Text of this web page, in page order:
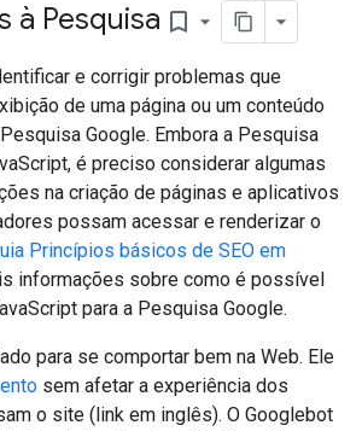
à Pesquisa bookmark_border
e corrigir problemas que
de uma página ou um conteúdo
Google. Embora a Pesquisa
é preciso considerar algumas
na criação de páginas e aplicativos
possam acessar e renderizar o
Princípios básicos de SEO em
informações sobre como é possível
para a Pesquisa Google.
para se comportar bem na Web. Ele
sem afetar a experiência dos
o site (link em inglês). O Googlebot